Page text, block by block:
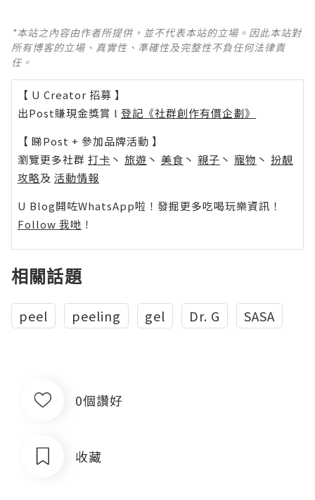
*本站之內容由作者所提供，並不代表本站的立場。因此本站對
所有博客的立場、真實性、準確性及完整性不負任何法律責
任。
【 U Creator 招募 】
出Post賺現金獎賞 l 登記《社群創作有價企劃》
【 睇Post + 參加品牌活動 】
瀏覽更多社群 打卡 丶 旅遊 丶 美食 丶 親子 丶 寵物 丶 扮靚
攻略及 活動情報
U Blog開咗WhatsApp啦！發掘更多吃喝玩樂資訊！
Follow 我哋 ！
相關話題
peel peeling gel Dr. G SASA
0個讚好
收藏